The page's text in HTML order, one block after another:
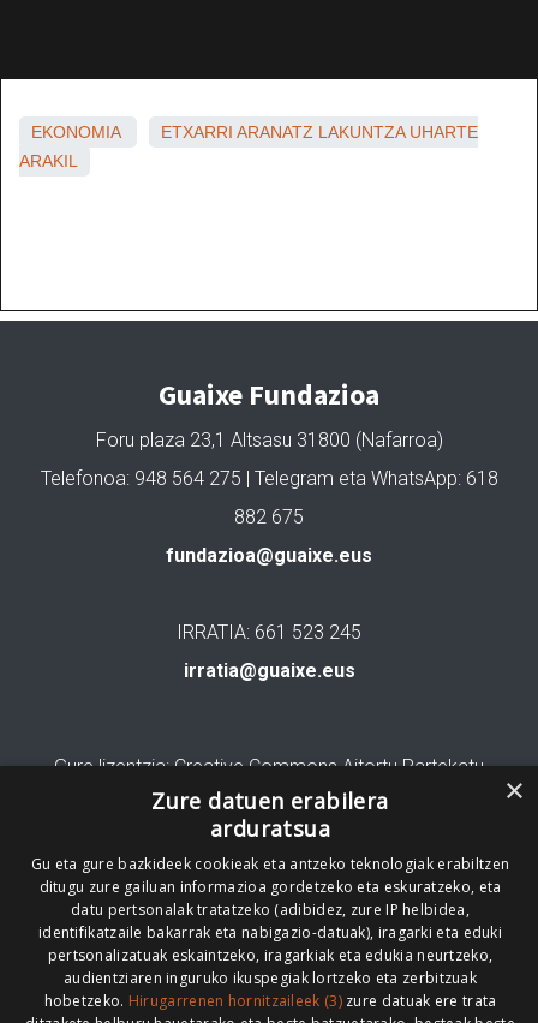
EKONOMIA ETXARRI ARANATZ LAKUNTZA UHARTE
ARAKIL
Guaixe Fundazioa
Foru plaza 23,1 Altsasu 31800 (Nafarroa)
Telefonoa: 948 564 275 | Telegram eta WhatsApp: 618
882 675
fundazioa@guaixe.eus
IRRATIA: 661 523 245
irratia@guaixe.eus
Gure lizentzia: Creative Commons Aitortu Partekatu
Codesyntaxek garatua
HONI BURUZ LEGE OHARRA PUBLIZITATEA
ARAUAK HARREMANETARAKO RSS
×
Zure datuen erabilera
arduratsua
Gu eta gure bazkideek cookieak eta antzeko teknologiak erabiltzen
ditugu zure gailuan informazioa gordetzeko eta eskuratzeko, eta
datu pertsonalak tratatzeko (adibidez, zure IP helbidea,
identifikatzaile bakarrak eta nabigazio-datuak), iragarki eta eduki
pertsonalizatuak eskaintzeko, iragarkiak eta edukia neurtzeko,
audientziaren inguruko ikuspegiak lortzeko eta zerbitzuak
hobetzeko. Hirugarrenen hornitzaileek (3)zure datuak ere trata